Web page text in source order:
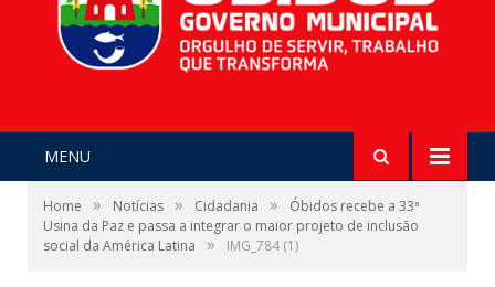
MENU
Home » Notícias » Cidadania »
Óbidos recebe a 33ª
Usina da Paz e passa a integrar o maior projeto de inclusão
social da América Latina
» IMG_784 (1)